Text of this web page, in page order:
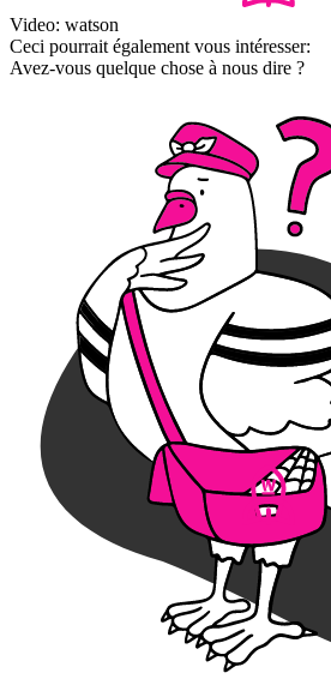
Video: watson
Ceci pourrait également vous intéresser:
Avez-vous quelque chose à nous dire ?